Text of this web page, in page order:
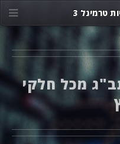
מכל חלקי
טרמינל 3